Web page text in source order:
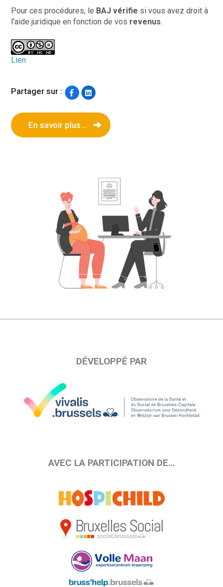
Pour ces procédures, le BAJ vérifie si vous avez droit à
l'aide juridique en fonction de vos revenus.
Lien
Partager sur :
En savoir plus...
DÉVELOPPÉ PAR
AVEC LA PARTICIPATION DE…